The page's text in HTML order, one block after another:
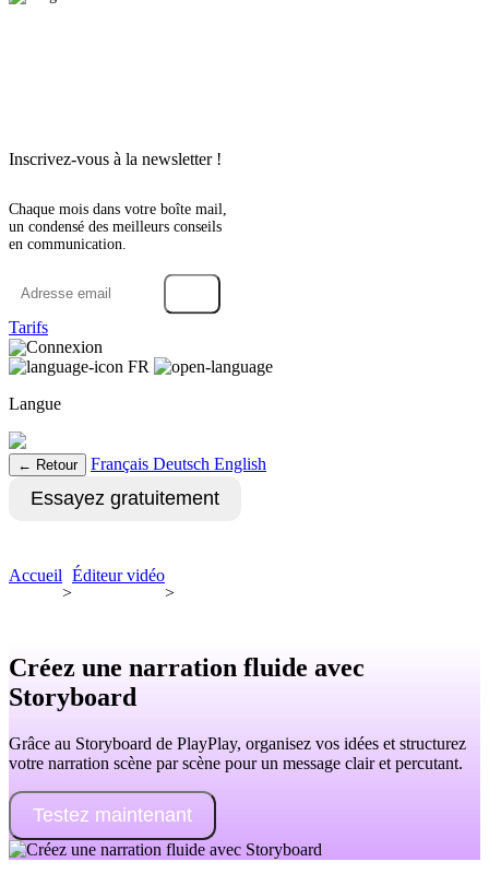
Inscrivez-vous à la newsletter !
Chaque mois dans votre boîte mail,
un condensé des meilleurs conseils
en communication.
Tarifs
Connexion
FR
Langue
← Retour Français Deutsch English
Essayez gratuitement
Accueil
>
Éditeur vidéo
>
Créez une narration fluide avec
Storyboard
Grâce au Storyboard de PlayPlay, organisez vos idées et structurez
votre narration scène par scène pour un message clair et percutant.
Testez maintenant